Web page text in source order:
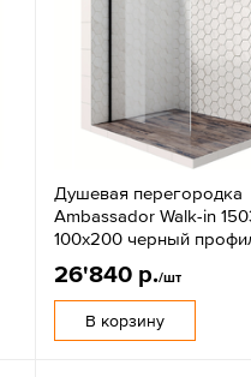
Душевая перегородка
Ambassador Walk-in
100x200 черный
26'840 р./шт
В корзину